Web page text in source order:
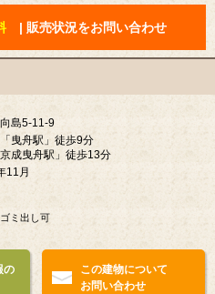
| 販売状況をお問い合わせ
島5-11-9
曳舟駅」徒歩9分
成曳舟駅」徒歩13分
11月
ミ出し可
の
この建物について
お問い合わせ